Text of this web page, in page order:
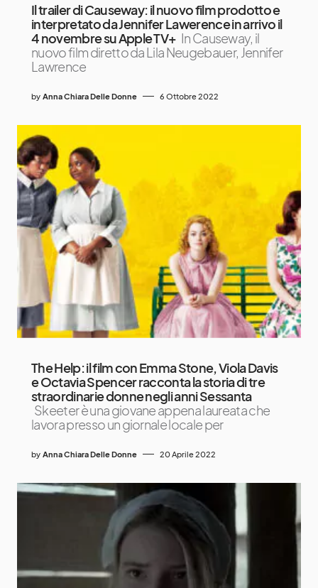
Il trailer di Causeway: il nuovo film prodotto e
interpretato da Jennifer Lawerence in arrivo il
4 novembre su Apple TV+ In Causeway, il
nuovo film diretto da Lila Neugebauer, Jennifer
Lawrence
by Anna Chiara Delle Donne 6 Ottobre 2022
The Help: il film con Emma Stone, Viola Davis
e Octavia Spencer racconta la storia di tre
straordinarie donne negli anni Sessanta
Skeeter è una giovane appena laureata che
lavora presso un giornale locale per
by Anna Chiara Delle Donne 20 Aprile 2022